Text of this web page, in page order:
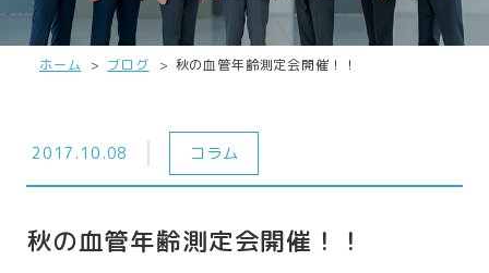
ホーム ブログ 秋の血管年齢測定会開催！！
2017.10.08 コラム
秋の血管年齢測定会開催！！